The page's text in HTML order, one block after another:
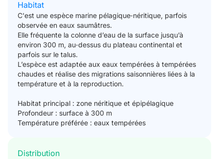
Habitat
C'est une espèce marine pélagique‑néritique, parfois
observée en eaux saumâtres.
Elle fréquente la colonne d’eau de la surface jusqu’à
environ 300 m, au‑dessus du plateau continental et
parfois sur le talus.
L’espèce est adaptée aux eaux tempérées à tempérées
chaudes et réalise des migrations saisonnières liées à la
température et à la reproduction.
Habitat principal : zone néritique et épipélagique
Profondeur : surface à 300 m
Température préférée : eaux tempérées
Distribution